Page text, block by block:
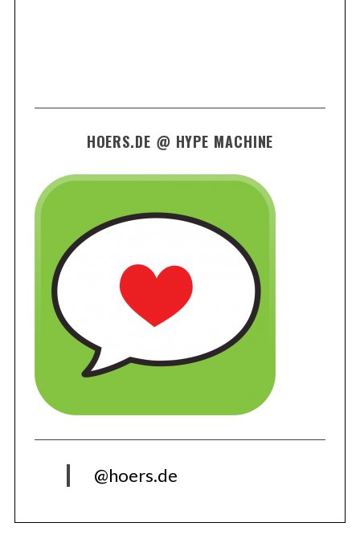
HOERS.DE @ HYPE MACHINE
@hoers.de